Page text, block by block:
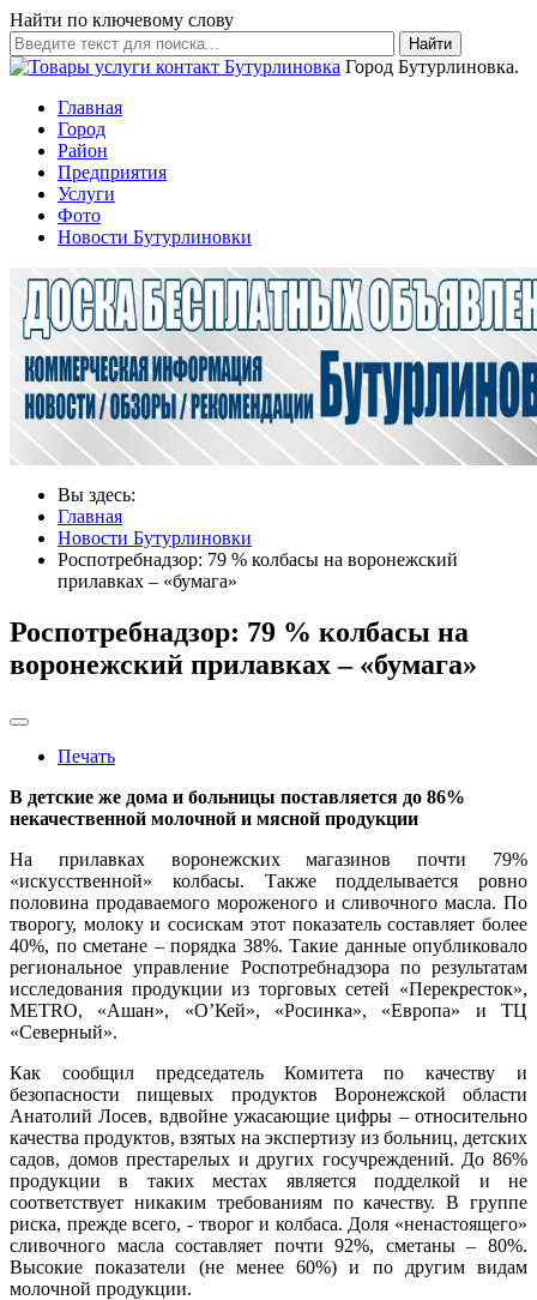
Найти по ключевому слову
Найти
Город Бутурлиновка.
Главная
Город
Район
Предприятия
Услуги
Фото
Новости Бутурлиновки
Вы здесь:
Главная
Новости Бутурлиновки
Роспотребнадзор: 79 % колбасы на воронежский
прилавках – «бумага»
Роспотребнадзор: 79 % колбасы на
воронежский прилавках – «бумага»
Печать
В детские же дома и больницы поставляется до 86%
некачественной молочной и мясной продукции
На прилавках воронежских магазинов почти 79%
«искусственной» колбасы. Также подделывается ровно
половина продаваемого мороженого и сливочного масла. По
творогу, молоку и сосискам этот показатель составляет более
40%, по сметане – порядка 38%. Такие данные опубликовало
региональное управление Роспотребнадзора по результатам
исследования продукции из торговых сетей «Перекресток»,
METRO, «Ашан», «О’Кей», «Росинка», «Европа» и ТЦ
«Северный».
Как сообщил председатель Комитета по качеству и
безопасности пищевых продуктов Воронежской области
Анатолий Лосев, вдвойне ужасающие цифры – относительно
качества продуктов, взятых на экспертизу из больниц, детских
садов, домов престарелых и других госучреждений. До 86%
продукции в таких местах является подделкой и не
соответствует никаким требованиям по качеству. В группе
риска, прежде всего, - творог и колбаса. Доля «ненастоящего»
сливочного масла составляет почти 92%, сметаны – 80%.
Высокие показатели (не менее 60%) и по другим видам
молочной продукции.